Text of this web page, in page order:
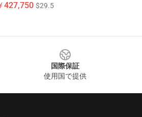
427,750 $29.5
国際保証
使用国で提供